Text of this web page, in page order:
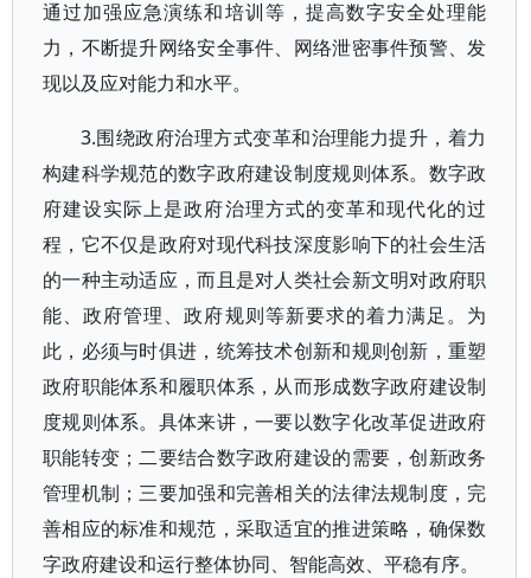
通过加强应急演练和培训等，提高数字安全处理能
力，不断提升网络安全事件、网络泄密事件预警、发
现以及应对能力和水平。
3.围绕政府治理方式变革和治理能力提升，着力
构建科学规范的数字政府建设制度规则体系。数字政
府建设实际上是政府治理方式的变革和现代化的过
程，它不仅是政府对现代科技深度影响下的社会生活
的一种主动适应，而且是对人类社会新文明对政府职
能、政府管理、政府规则等新要求的着力满足。为
此，必须与时俱进，统筹技术创新和规则创新，重塑
政府职能体系和履职体系，从而形成数字政府建设制
度规则体系。具体来讲，一要以数字化改革促进政府
职能转变；二要结合数字政府建设的需要，创新政务
管理机制；三要加强和完善相关的法律法规制度，完
善相应的标准和规范，采取适宜的推进策略，确保数
字政府建设和运行整体协同、智能高效、平稳有序。